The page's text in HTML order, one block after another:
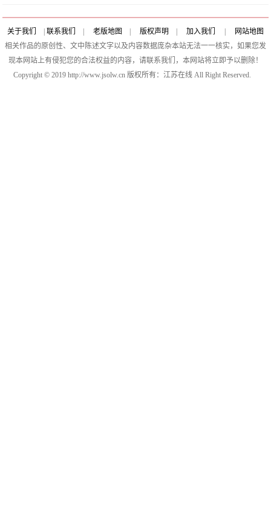
关于我们 联系我们 老版地图 版权声明 加入我们
网站地图
相关作品的原创性、文中陈述文字以及内容数据庞杂本站无法一一核实，如果您发
现本网站上有侵犯您的合法权益的内容，请联系我们，本网站将立即予以删除！
Copyright © 2019 http://www.jsolw.cn 版权所有：江苏在线 All Right Reserved.